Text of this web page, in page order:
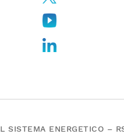
SISTEMA ENERGETICO –